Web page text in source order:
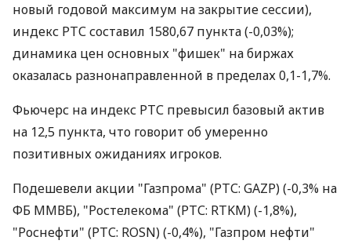
новый годовой максимум на закрытие сессии),
индекс РТС составил 1580,67 пункта (-0,03%);
динамика цен основных "фишек" на биржах
оказалась разнонаправленной в пределах 0,1-1,7%.
Фьючерс на индекс РТС превысил базовый актив
на 12,5 пункта, что говорит об умеренно
позитивных ожиданиях игроков.
Подешевели акции "Газпрома" (РТС: GAZP) (-0,3% на
ФБ ММВБ), "Ростелекома" (РТС: RTKM) (-1,8%),
"Роснефти" (РТС: ROSN) (-0,4%), "Газпром нефти"